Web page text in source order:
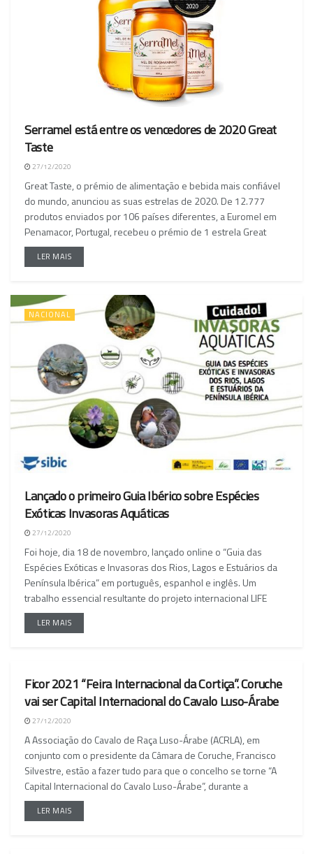
Serramel está entre os vencedores de 2020 Great
Taste
27/12/2020
Great Taste, o prémio de alimentação e bebida mais confiável
do mundo, anunciou as suas estrelas de 2020. De 12.777
produtos enviados por 106 países diferentes, a Euromel em
Penamacor, Portugal, recebeu o prémio de 1 estrela Great
LER MAIS
NACIONAL
Lançado o primeiro Guia Ibérico sobre Espécies
Exóticas Invasoras Aquáticas
27/12/2020
Foi hoje, dia 18 de novembro, lançado online o “Guia das
Espécies Exóticas e Invasoras dos Rios, Lagos e Estuários da
Península Ibérica” em português, espanhol e inglês. Um
trabalho essencial resultante do projeto internacional LIFE
LER MAIS
NACIONAL
Ficor 2021 “Feira Internacional da Cortiça”. Coruche
vai ser Capital Internacional do Cavalo Luso-Árabe
27/12/2020
A Associação do Cavalo de Raça Luso-Árabe (ACRLA), em
conjunto com o presidente da Câmara de Coruche, Francisco
Silvestre, estão a fazer tudo para que o concelho se torne “A
Capital Internacional do Cavalo Luso-Árabe”, durante a
LER MAIS